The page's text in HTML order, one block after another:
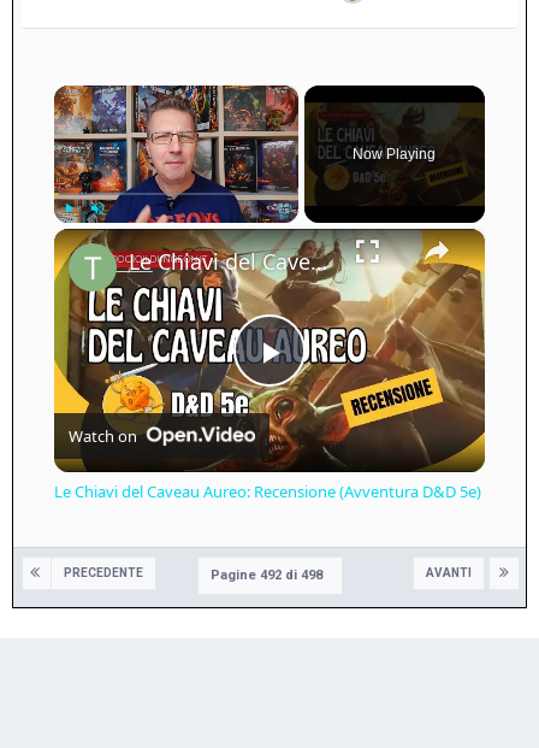
×
Unmute Fullscreen
Now Playing
×
Play
Video
Le Chiavi del Caveau Aureo: Recensione (Avventura D&D 5e)
Watch on
Le Chiavi del Caveau Aureo: Recensione (Avventura D&D 5e)
PRECEDENTE AVANTI
Pagine 492 di 498